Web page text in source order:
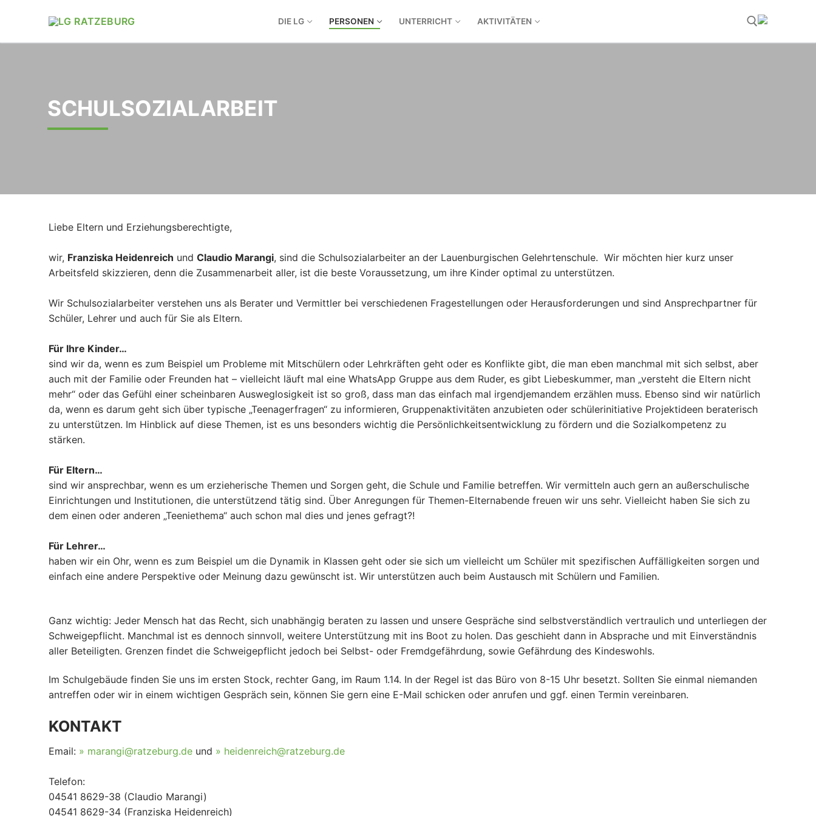
DIE LG PERSONEN UNTERRICHT AKTIVITÄTEN
SCHULSOZIALARBEIT
Liebe Eltern und Erziehungsberechtigte,
wir, Franziska Heidenreich und Claudio Marangi, sind die Schulsozialarbeiter an der Lauenburgischen Gelehrtenschule. Wir möchten hier kurz unser
Arbeitsfeld skizzieren, denn die Zusammenarbeit aller, ist die beste Voraussetzung, um ihre Kinder optimal zu unterstützen.
Wir Schulsozialarbeiter verstehen uns als Berater und Vermittler bei verschiedenen Fragestellungen oder Herausforderungen und sind Ansprechpartner für
Schüler, Lehrer und auch für Sie als Eltern.
Für Ihre Kinder…
sind wir da, wenn es zum Beispiel um Probleme mit Mitschülern oder Lehrkräften geht oder es Konflikte gibt, die man eben manchmal mit sich selbst, aber
auch mit der Familie oder Freunden hat – vielleicht läuft mal eine WhatsApp Gruppe aus dem Ruder, es gibt Liebeskummer, man „versteht die Eltern nicht
mehr“ oder das Gefühl einer scheinbaren Ausweglosigkeit ist so groß, dass man das einfach mal irgendjemandem erzählen muss. Ebenso sind wir natürlich
da, wenn es darum geht sich über typische „Teenagerfragen“ zu informieren, Gruppenaktivitäten anzubieten oder schülerinitiative Projektideen beraterisch
zu unterstützen. Im Hinblick auf diese Themen, ist es uns besonders wichtig die Persönlichkeitsentwicklung zu fördern und die Sozialkompetenz zu
stärken.
Für Eltern…
sind wir ansprechbar, wenn es um erzieherische Themen und Sorgen geht, die Schule und Familie betreffen. Wir vermitteln auch gern an außerschulische
Einrichtungen und Institutionen, die unterstützend tätig sind. Über Anregungen für Themen-Elternabende freuen wir uns sehr. Vielleicht haben Sie sich zu
dem einen oder anderen „Teeniethema“ auch schon mal dies und jenes gefragt?!
Für Lehrer…
haben wir ein Ohr, wenn es zum Beispiel um die Dynamik in Klassen geht oder sie sich um vielleicht um Schüler mit spezifischen Auffälligkeiten sorgen und
einfach eine andere Perspektive oder Meinung dazu gewünscht ist. Wir unterstützen auch beim Austausch mit Schülern und Familien.
Ganz wichtig: Jeder Mensch hat das Recht, sich unabhängig beraten zu lassen und unsere Gespräche sind selbstverständlich vertraulich und unterliegen der
Schweigepflicht. Manchmal ist es dennoch sinnvoll, weitere Unterstützung mit ins Boot zu holen. Das geschieht dann in Absprache und mit Einverständnis
aller Beteiligten. Grenzen findet die Schweigepflicht jedoch bei Selbst- oder Fremdgefährdung, sowie Gefährdung des Kindeswohls.
Im Schulgebäude finden Sie uns im ersten Stock, rechter Gang, im Raum 1.14. In der Regel ist das Büro von 8-15 Uhr besetzt. Sollten Sie einmal niemanden
antreffen oder wir in einem wichtigen Gespräch sein, können Sie gern eine E-Mail schicken oder anrufen und ggf. einen Termin vereinbaren.
KONTAKT
Email: marangi@ratzeburg.de und heidenreich@ratzeburg.de
Telefon:
04541 8629-38 (Claudio Marangi)
04541 8629-34 (Franziska Heidenreich)